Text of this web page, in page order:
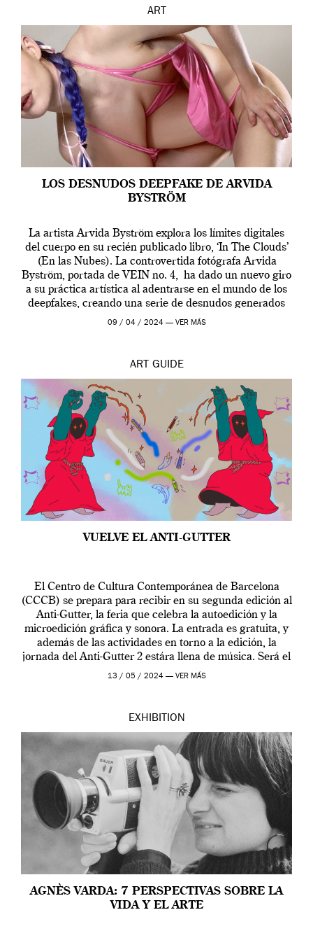
ART
LOS DESNUDOS DEEPFAKE DE ARVIDA
BYSTRÖM
La artista Arvida Byström explora los límites digitales
del cuerpo en su recién publicado libro, ‘In The Clouds’
(En las Nubes). La controvertida fotógrafa Arvida
Byström, portada de VEIN no. 4, ha dado un nuevo giro
a su práctica artística al adentrarse en el mundo de los
deepfakes, creando una serie de desnudos generados
por […]
09 / 04 / 2024 — VER MÁS
ART GUIDE
VUELVE EL ANTI-GUTTER
El Centro de Cultura Contemporánea de Barcelona
(CCCB) se prepara para recibir en su segunda edición al
Anti-Gutter, la feria que celebra la autoedición y la
microedición gráfica y sonora. La entrada es gratuita, y
además de las actividades en torno a la edición, la
jornada del Anti-Gutter 2 estára llena de música. Será el
[…]
13 / 05 / 2024 — VER MÁS
EXHIBITION
AGNÈS VARDA: 7 PERSPECTIVAS SOBRE LA
VIDA Y EL ARTE